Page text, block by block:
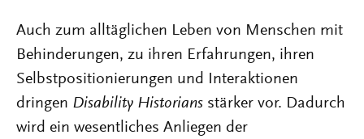
Auch zum alltäglichen Leben von Menschen mit
Behinderungen, zu ihren Erfahrungen, ihren
Selbstpositionierungen und Interaktionen
dringen Disability Historians stärker vor. Dadurch
wird ein wesentliches Anliegen der